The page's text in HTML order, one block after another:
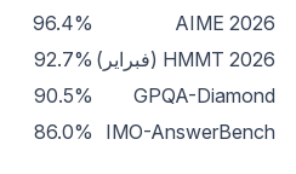
AIME 2026
96.4%
HMMT 2026 (فبراير)
92.7%
GPQA-Diamond
90.5%
IMO-AnswerBench
86.0%